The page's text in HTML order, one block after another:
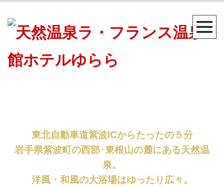
東北自動車道紫波ICからたったの５分
岩手県紫波町の西部･東根山の麓にある天然温
泉。
洋風・和風の大浴場はゆったり広々。